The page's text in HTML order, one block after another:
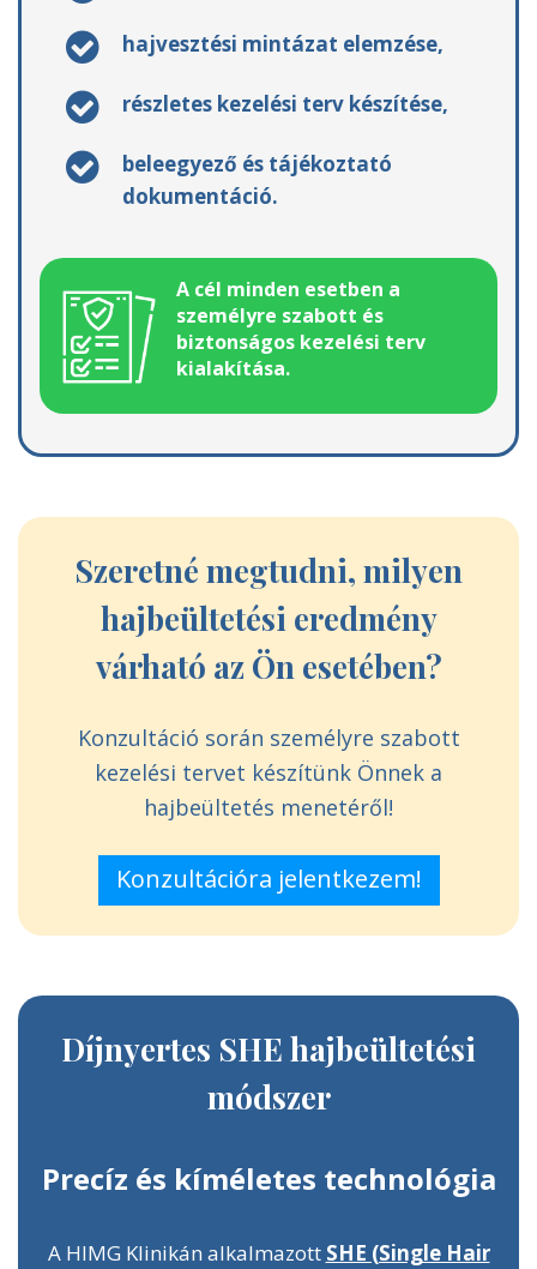
hajvesztési mintázat elemzése,
részletes kezelési terv készítése,
beleegyező és tájékoztató
dokumentáció.
A cél minden esetben a
személyre szabott és
biztonságos kezelési terv
kialakítása.
Szeretné megtudni, milyen
hajbeültetési eredmény
várható az Ön esetében?
Konzultáció során személyre szabott
kezelési tervet készítünk Önnek a
hajbeültetés menetéről!
Konzultációra jelentkezem!
Díjnyertes SHE hajbeültetési
módszer
Precíz és kíméletes technológia
A HIMG Klinikán alkalmazott SHE (Single Hair